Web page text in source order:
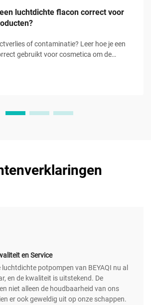
luchtdichte flacon correct voor
of contaminatie? Leer hoe je een
gebruikt voor cosmetica om de
en Service
luchtdichte potpompen van BEYAQI nu al
en de kwaliteit is uitstekend. De
niet alleen de houdbaarheid van ons
er ook geweldig uit op onze schappen.